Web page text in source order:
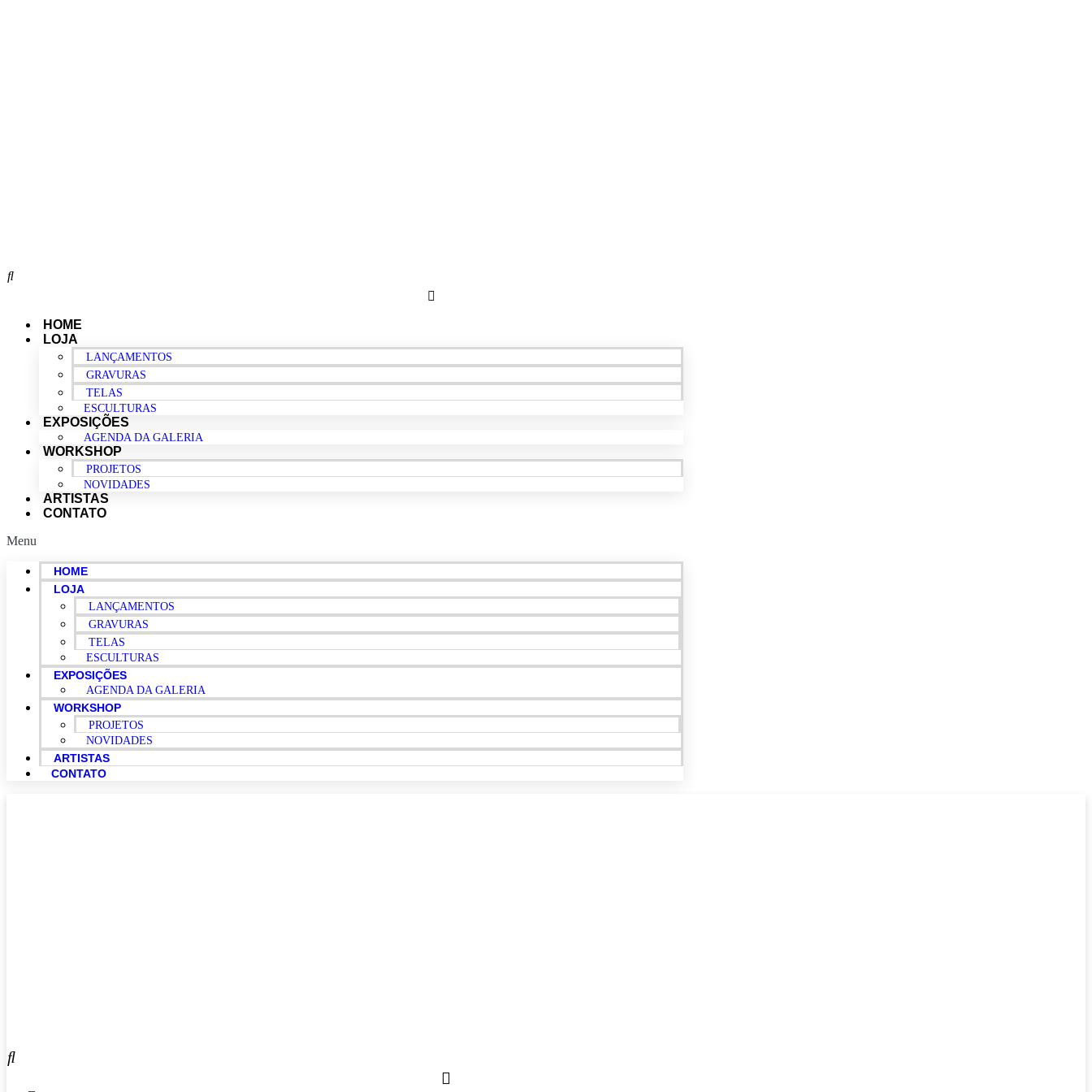
HOME
LOJA
LANÇAMENTOS
GRAVURAS
TELAS
ESCULTURAS
EXPOSIÇÕES
AGENDA DA GALERIA
WORKSHOP
PROJETOS
NOVIDADES
ARTISTAS
CONTATO
Menu
HOME
LOJA
LANÇAMENTOS
GRAVURAS
TELAS
ESCULTURAS
EXPOSIÇÕES
AGENDA DA GALERIA
WORKSHOP
PROJETOS
NOVIDADES
ARTISTAS
CONTATO